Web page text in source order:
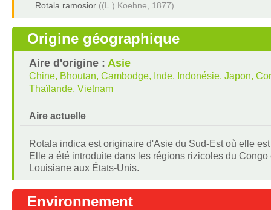
Rotala ramosior ((L.) Koehne, 1877)
Origine géographique
Aire d'origine : Asie
Chine, Bhoutan, Cambodge, Inde, Indonésie, Japon,
Thaïlande, Vietnam
Aire actuelle
Rotala indica est originaire d'Asie du Sud-Est où elle
Elle a été introduite dans les régions rizicoles du
Louisiane aux États-Unis.
Environnement